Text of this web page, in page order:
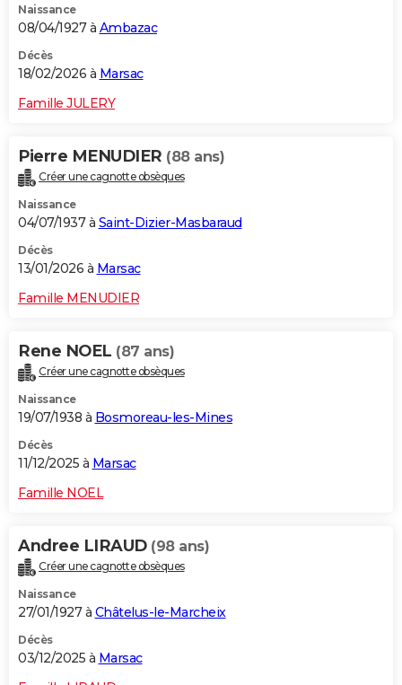
Naissance
08/04/1927 à Ambazac
Décès
18/02/2026 à Marsac
Famille JULERY
Pierre MENUDIER (88 ans)
Créer une cagnotte obsèques
Naissance
04/07/1937 à Saint-Dizier-Masbaraud
Décès
13/01/2026 à Marsac
Famille MENUDIER
Rene NOEL (87 ans)
Créer une cagnotte obsèques
Naissance
19/07/1938 à Bosmoreau-les-Mines
Décès
11/12/2025 à Marsac
Famille NOEL
Andree LIRAUD (98 ans)
Créer une cagnotte obsèques
Naissance
27/01/1927 à Châtelus-le-Marcheix
Décès
03/12/2025 à Marsac